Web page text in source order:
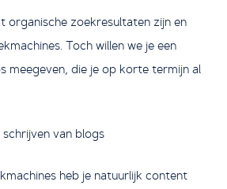
organische zoekresultaten zijn en
Toch willen we je een
meegeven, die je op korte termijn al
van blogs
heb je natuurlijk content